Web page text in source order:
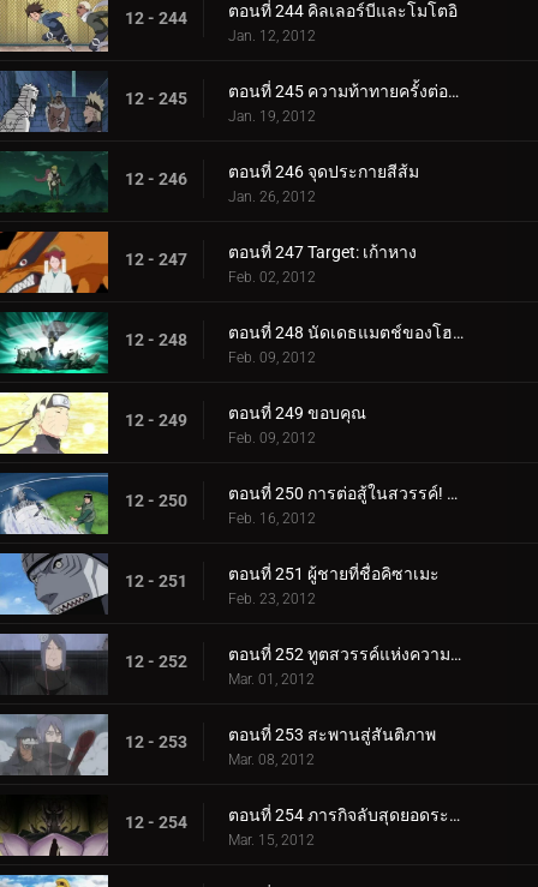
12 - 244 ตอนที่ 244 คิลเลอร์บีและโมโตอิ
Jan. 12, 2012
12 - 245 ตอนที่ 245 ความท้าทายครั้งต่อไป! นารูโตะ ปะทะ เก้าหาง!
Jan. 19, 2012
12 - 246 ตอนที่ 246 จุดประกายสีส้ม
Jan. 26, 2012
12 - 247 ตอนที่ 247 Target: เก้าหาง
Feb. 02, 2012
12 - 248 ตอนที่ 248 นัดเดธแมตช์ของโฮคาเงะรุ่นที่ 4!
Feb. 09, 2012
12 - 249 ตอนที่ 249 ขอบคุณ
Feb. 09, 2012
12 - 250 ตอนที่ 250 การต่อสู้ในสวรรค์! สัตว์ร้ายปะทะสัตว์ประหลาด!
Feb. 16, 2012
12 - 251 ตอนที่ 251 ผู้ชายที่ชื่อคิซาเมะ
Feb. 23, 2012
12 - 252 ตอนที่ 252 ทูตสวรรค์แห่งความตาย
Mar. 01, 2012
12 - 253 ตอนที่ 253 สะพานสู่สันติภาพ
Mar. 08, 2012
12 - 254 ตอนที่ 254 ภารกิจลับสุดยอดระดับ S
Mar. 15, 2012